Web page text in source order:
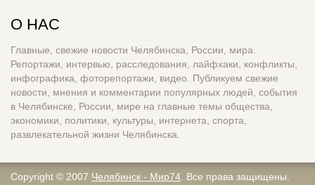
О НАС
Главные, свежие новости Челябинска, России, мира.
Репортажи, интервью, расследования, лайфхаки, конфликты,
инфографика, фоторепортажи, видео. Публикуем свежие
новости, мнения и комментарии популярных людей, события
в Челябинске, России, мире на главные темы общества,
экономики, политики, культуры, интернета, спорта,
развлекательной жизни Челябинска.
Copyright © 2007 Челябинск - Мир74 . Все права защищены.